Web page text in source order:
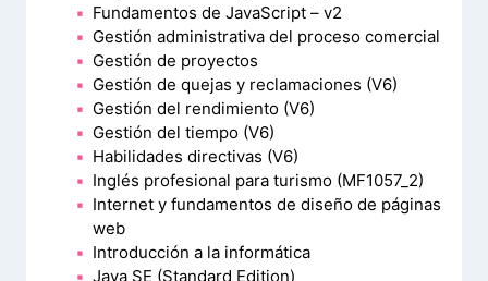
Fundamentos de JavaScript – v2
Gestión administrativa del proceso comercial
Gestión de proyectos
Gestión de quejas y reclamaciones (V6)
Gestión del rendimiento (V6)
Gestión del tiempo (V6)
Habilidades directivas (V6)
Inglés profesional para turismo (MF1057_2)
Internet y fundamentos de diseño de páginas
web
Introducción a la informática
Java SE (Standard Edition)